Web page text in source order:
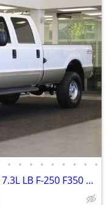
• • • • • • • • •
2000 FORD F250 1-OWNER 0-RUST 7.3L LB F-250 F350 1999 2001 2002 2003